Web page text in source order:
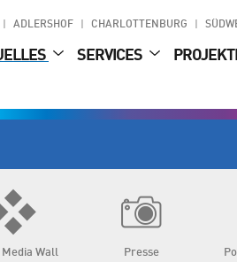
ADLERSHOF CHARLOTTENBURG
SERVICES
Media Wall Presse